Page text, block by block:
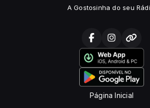
A Gostosinha do seu
Página Inicial